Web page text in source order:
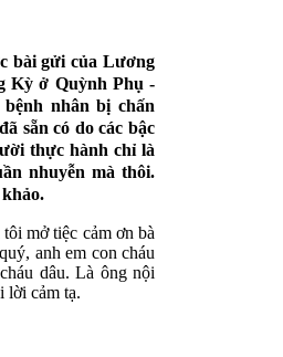
bài gửi của Lương
Kỳ ở Quỳnh Phụ -
nhân bị chấn
sẵn có do các bậc
thực hành chỉ là
nhuyễn mà thôi.
mở tiệc cảm ơn bà
anh em con cháu
dâu. Là ông nội
lời cảm tạ.